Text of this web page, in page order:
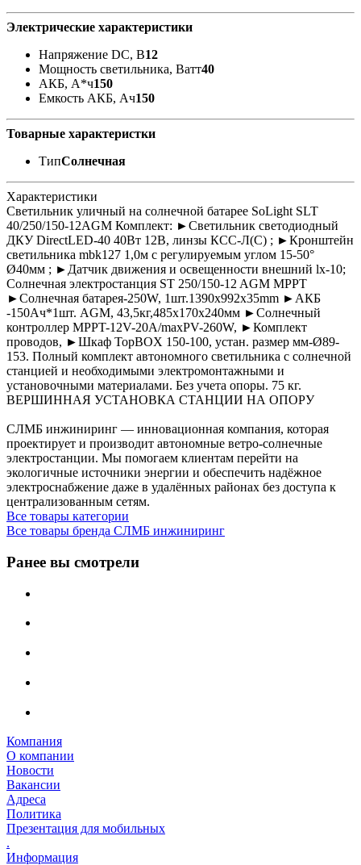
Электрические характеристики
Напряжение DC, В12
Мощность светильника, Ватт40
АКБ, А*ч150
Емкость АКБ, Ач150
Товарные характеристки
ТипСолнечная
Характеристики
Светильник уличный на солнечной батарее SoLight SLT
40/250/150-12AGM Комплект: ►Светильник светодиодный
ДКУ DirectLED-40 40Вт 12В, линзы КСС-Л(С) ; ►Кронштейн
светильника mbk127 1,0м с регулируемым углом 15-50°
Ø40мм ; ►Датчик движения и освещенности внешний lx-10;
Солнечная электростанция ST 250/150-12 AGM MPPT
►Солнечная батарея-250W, 1шт.1390x992x35mm ►АКБ
-150Ач*1шт. AGM, 43,5кг,485x170x240мм ►Солнечный
контроллер MPPT-12V-20A/maxPV-260W, ►Комплект
проводов, ►Шкаф TopBOX 150-100, устан. размер мм-Ø89-
153. Полный комплект автономного светильника с солнечной
станцией и необходимыми электромонтажными и
установочными материалами. Без учета опоры. 75 кг.
ВЕРШИННАЯ УСТАНОВКА СТАНЦИИ НА ОПОРУ
СЛМБ инжиниринг — инновационная компания, которая
проектирует и производит автономные ветро‑солнечные
электростанции. Мы помогаем клиентам перейти на
экологичные источники энергии и обеспечить надёжное
электроснабжение даже в удалённых районах без доступа к
централизованным сетям.
Все товары категории
Все товары бренда СЛМБ инжиниринг
Ранее вы смотрели
Компания
О компании
Новости
Вакансии
Адреса
Политика
Презентация для мобильных
.
Информация